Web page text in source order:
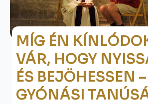
MÍG ÉN
VÁR, HOGY
ÉS BEJÖHESSEN –
GYÓNÁSI